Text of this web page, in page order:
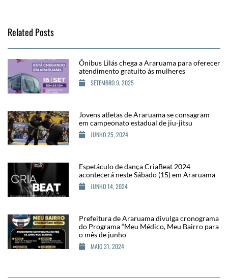
Related Posts
Ônibus Lilás chega a Araruama para oferecer
atendimento gratuito às mulheres
SETEMBRO 9, 2025
Jovens atletas de Araruama se consagram
em campeonato estadual de jiu-jitsu
JUNHO 25, 2024
Espetáculo de dança CriaBeat 2024
acontecerá neste Sábado (15) em Araruama
JUNHO 14, 2024
Prefeitura de Araruama divulga cronograma
do Programa “Meu Médico, Meu Bairro para
o mês de junho
MAIO 31, 2024